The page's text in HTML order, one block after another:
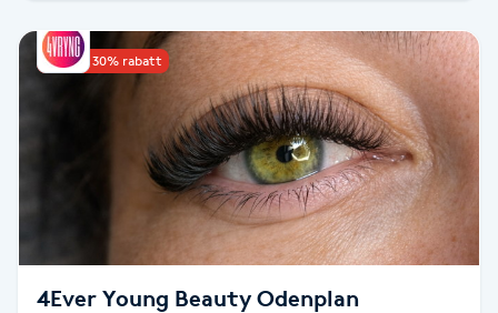
Laserbehandling
LPG
Upp till 30% rabatt
4Ever Young Beauty Odenplan